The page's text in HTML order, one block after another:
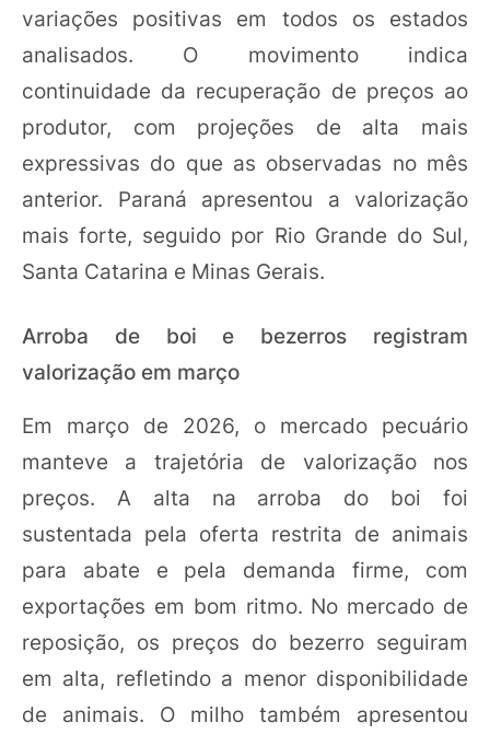
variações positivas em todos os estados
analisados. O movimento indica
continuidade da recuperação de preços ao
produtor, com projeções de alta mais
expressivas do que as observadas no mês
anterior. Paraná apresentou a valorização
mais forte, seguido por Rio Grande do Sul,
Santa Catarina e Minas Gerais.
Arroba de boi e bezerros registram
valorização em março
Em março de 2026, o mercado pecuário
manteve a trajetória de valorização nos
preços. A alta na arroba do boi foi
sustentada pela oferta restrita de animais
para abate e pela demanda firme, com
exportações em bom ritmo. No mercado de
reposição, os preços do bezerro seguiram
em alta, refletindo a menor disponibilidade
de animais. O milho também apresentou